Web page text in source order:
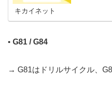
キカイネット
• G81 / G84
→ G81はドリルサイクル、